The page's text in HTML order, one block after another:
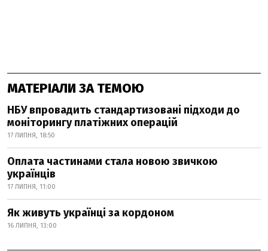
МАТЕРІАЛИ ЗА ТЕМОЮ
НБУ впровадить стандартизовані підходи до
моніторингу платіжних операцій
17 ЛИПНЯ, 18:50
Оплата частинами стала новою звичкою
українців
17 ЛИПНЯ, 11:00
Як живуть українці за кордоном
16 ЛИПНЯ, 13:00